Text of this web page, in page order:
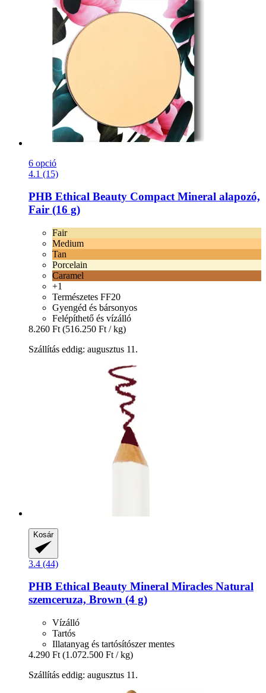
6 opció
4.1 (15)
PHB Ethical Beauty Compact Mineral alapozó,
Fair (16 g)
Fair
Medium
Tan
Porcelain
Caramel
+1
Természetes FF20
Gyengéd és bársonyos
Felépíthető és vízálló
8.260 Ft (516.250 Ft / kg)
Szállítás eddig: augusztus 11.
Kosár
3.4 (44)
PHB Ethical Beauty Mineral Miracles Natural
szemceruza, Brown (4 g)
Vízálló
Tartós
Illatanyag és tartósítószer mentes
4.290 Ft (1.072.500 Ft / kg)
Szállítás eddig: augusztus 11.